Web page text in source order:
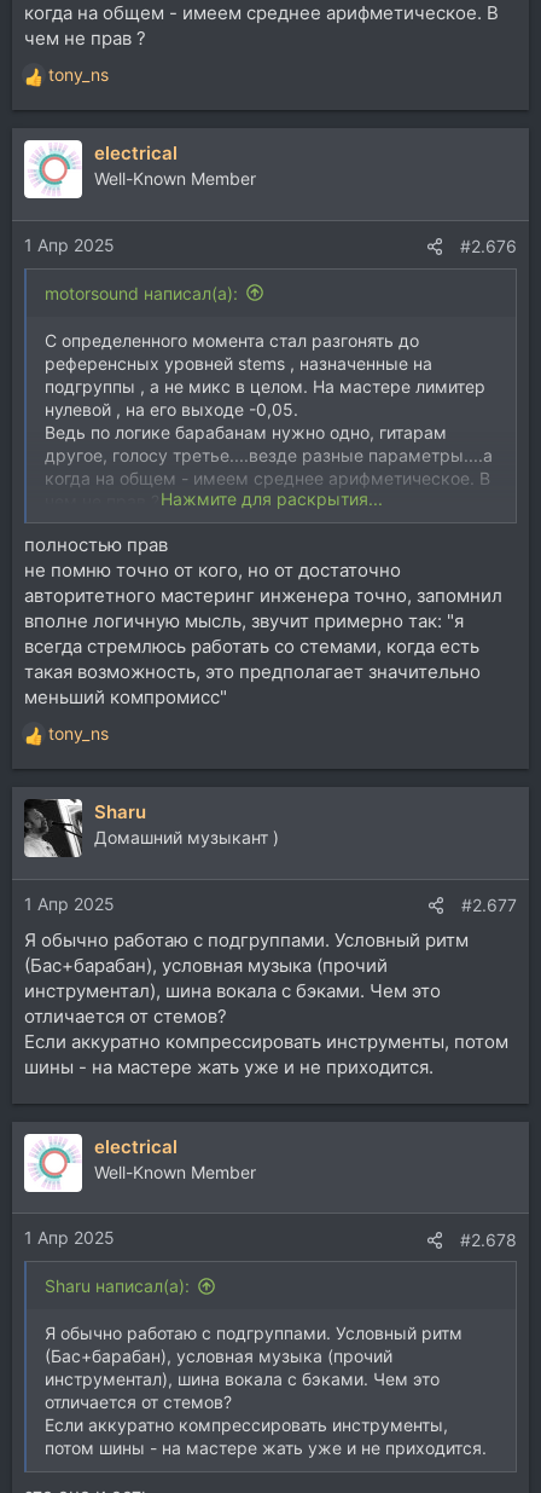
когда на общем - имеем среднее арифметическое. В
чем не прав ?
Р
е
а
к
ц
и
и
:
tony_ns
electrical
Well-Known Member
1 Апр 2025 #2.676
motorsound написал(а):
С определенного момента стал разгонять до
референсных уровней stems , назначенные на
подгруппы , а не микс в целом. На мастере лимитер
нулевой , на его выходе -0,05.
Ведь по логике барабанам нужно одно, гитарам
другое, голосу третье....везде разные параметры....а
когда на общем - имеем среднее арифметическое. В
Нажмите для раскрытия...
полностью прав
не помню точно от кого, но от достаточно
авторитетного мастеринг инженера точно, запомнил
вполне логичную мысль, звучит примерно так: "я
всегда стремлюсь работать со стемами, когда есть
такая возможность, это предполагает значительно
меньший компромисс"
Р
е
а
к
ц
и
и
:
tony_ns
Sharu
Домашний музыкант )
1 Апр 2025 #2.677
Я обычно работаю с подгруппами. Условный ритм
(Бас+барабан), условная музыка (прочий
инструментал), шина вокала с бэками. Чем это
отличается от стемов?
Если аккуратно компрессировать инструменты, потом
шины - на мастере жать уже и не приходится.
electrical
Well-Known Member
1 Апр 2025 #2.678
Sharu написал(а):
Я обычно работаю с подгруппами. Условный ритм
(Бас+барабан), условная музыка (прочий
инструментал), шина вокала с бэками. Чем это
отличается от стемов?
Если аккуратно компрессировать инструменты,
потом шины - на мастере жать уже и не приходится.